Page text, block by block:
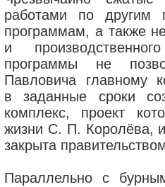
работами по другим
программам, а также
и
программы не
Павловича главному
в заданные сроки
комплекс, проект
жизни С. П. Королёва,
закрыта
Параллельно с